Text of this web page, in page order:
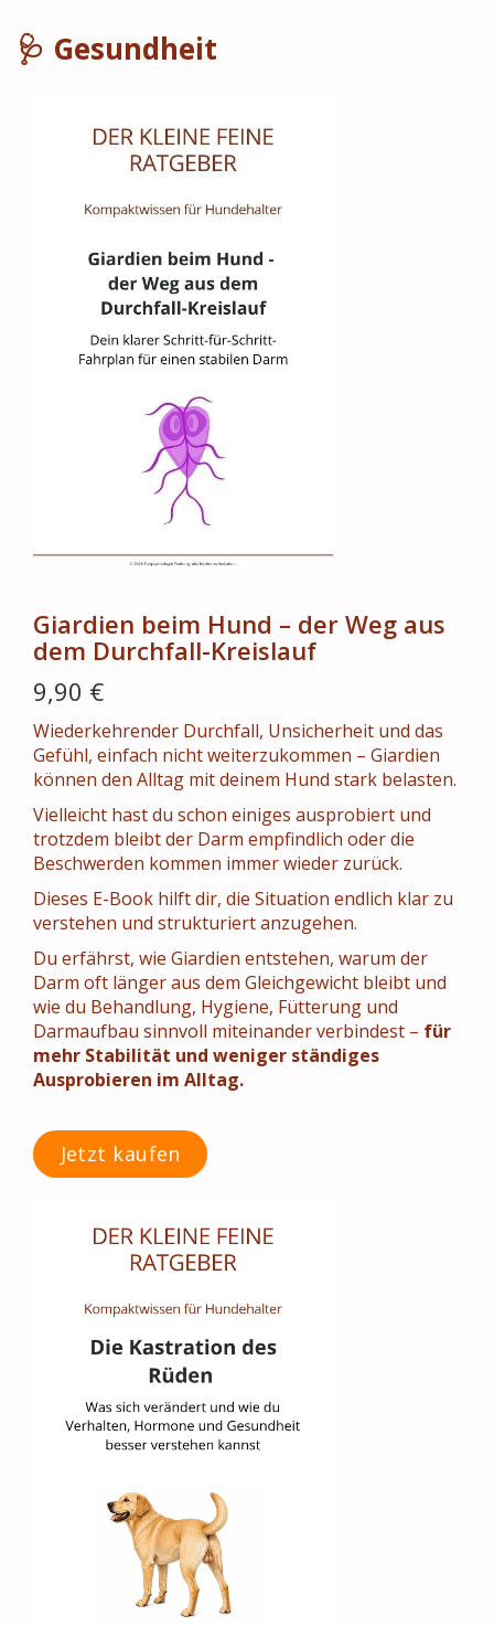
🩺 Gesundheit
Giardien beim Hund – der Weg aus
dem Durchfall-Kreislauf
9,90 €
Wiederkehrender Durchfall, Unsicherheit und das
Gefühl, einfach nicht weiterzukommen – Giardien
können den Alltag mit deinem Hund stark belasten.
Vielleicht hast du schon einiges ausprobiert und
trotzdem bleibt der Darm empfindlich oder die
Beschwerden kommen immer wieder zurück.
Dieses E-Book hilft dir, die Situation endlich klar zu
verstehen und strukturiert anzugehen.
Du erfährst, wie Giardien entstehen, warum der
Darm oft länger aus dem Gleichgewicht bleibt und
wie du Behandlung, Hygiene, Fütterung und
Darmaufbau sinnvoll miteinander verbindest – für
mehr Stabilität und weniger ständiges
Ausprobieren im Alltag.
Jetzt kaufen